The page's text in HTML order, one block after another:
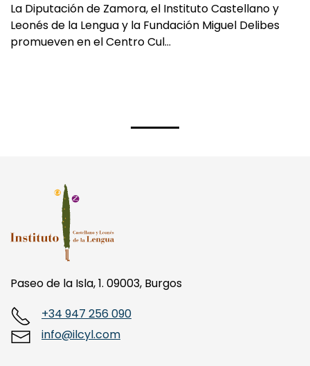
La Diputación de Zamora, el Instituto Castellano y
Leonés de la Lengua y la Fundación Miguel Delibes
promueven en el Centro Cul…
Paseo de la Isla, 1. 09003, Burgos
+34 947 256 090
info@ilcyl.com